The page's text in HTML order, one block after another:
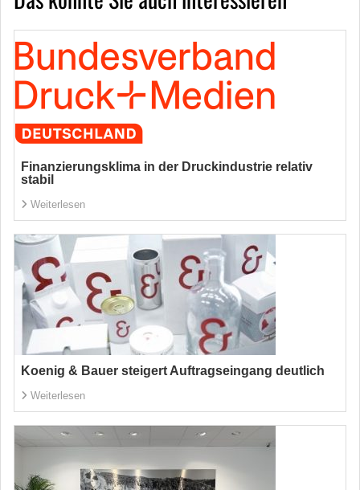
Finanzierungsklima in der Druckindustrie relativ
stabil
Weiterlesen
Koenig & Bauer steigert Auftragseingang deutlich
Weiterlesen